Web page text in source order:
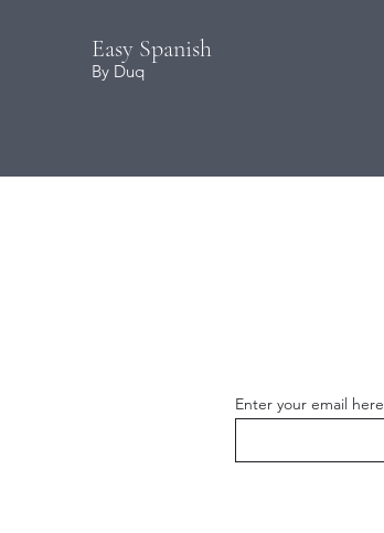
Easy Spanish
By Duq
Enter your email here